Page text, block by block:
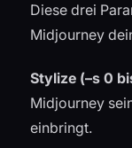
Diese drei
Midjourney
Stylize (–s 0
Midjourney
einbringt.